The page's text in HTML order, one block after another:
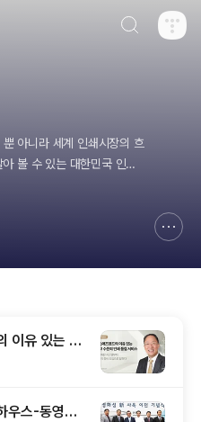
아니라 세계 인쇄시장의 흐
볼 수 있는 대한민국 인쇄
이유 있는 최
화된 시스템
우스-동영화